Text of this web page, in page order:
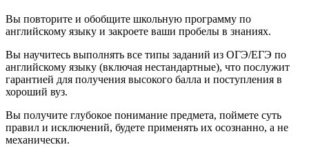
Вы повторите и обобщите школьную программу по
английскому языку и закроете ваши пробелы в знаниях.
Вы научитесь выполнять все типы заданий из ОГЭ/ЕГЭ по
английскому языку (включая нестандартные), что послужит
гарантией для получения высокого балла и поступления в
хороший вуз.
Вы получите глубокое понимание предмета, поймете суть
правил и исключений, будете применять их осознанно, а не
механически.